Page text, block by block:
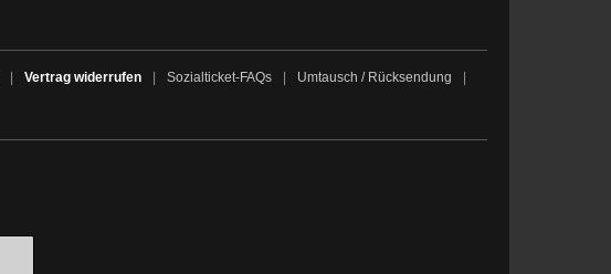
Vertrag widerrufen Sozialticket-FAQs Umtausch / Rücksendung